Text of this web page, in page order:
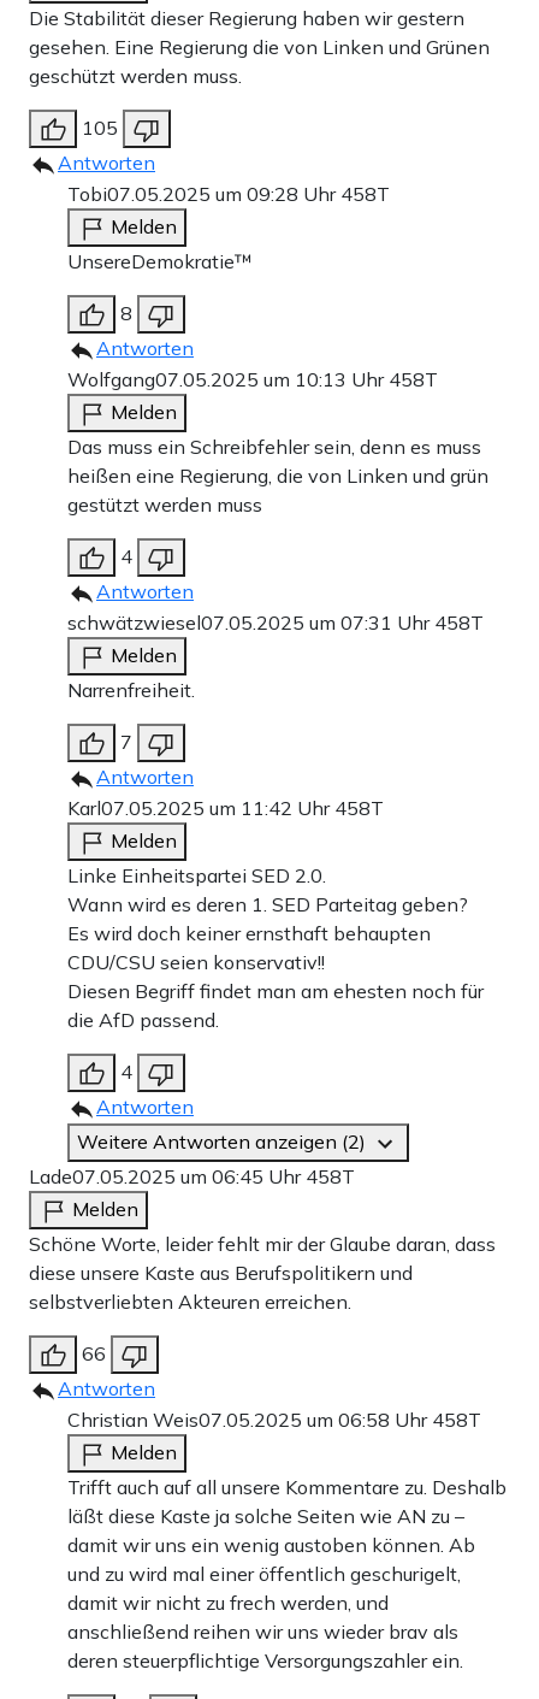
Die Stabilität dieser Regierung haben wir gestern
gesehen. Eine Regierung die von Linken und Grünen
geschützt werden muss.
105
Antworten
Tobi07.05.2025 um 09:28 Uhr 458T
Melden
UnsereDemokratie™
8
Antworten
Wolfgang07.05.2025 um 10:13 Uhr 458T
Melden
Das muss ein Schreibfehler sein, denn es muss
heißen eine Regierung, die von Linken und grün
gestützt werden muss
4
Antworten
schwätzwiesel07.05.2025 um 07:31 Uhr 458T
Melden
Narrenfreiheit.
7
Antworten
Karl07.05.2025 um 11:42 Uhr 458T
Melden
Linke Einheitspartei SED 2.0.
Wann wird es deren 1. SED Parteitag geben?
Es wird doch keiner ernsthaft behaupten
CDU/CSU seien konservativ!!
Diesen Begriff findet man am ehesten noch für
die AfD passend.
4
Antworten
Weitere Antworten anzeigen (2)
Lade07.05.2025 um 06:45 Uhr 458T
Melden
Schöne Worte, leider fehlt mir der Glaube daran, dass
diese unsere Kaste aus Berufspolitikern und
selbstverliebten Akteuren erreichen.
66
Antworten
Christian Weis07.05.2025 um 06:58 Uhr 458T
Melden
Trifft auch auf all unsere Kommentare zu. Deshalb
läßt diese Kaste ja solche Seiten wie AN zu –
damit wir uns ein wenig austoben können. Ab
und zu wird mal einer öffentlich geschurigelt,
damit wir nicht zu frech werden, und
anschließend reihen wir uns wieder brav als
deren steuerpflichtige Versorgungszahler ein.